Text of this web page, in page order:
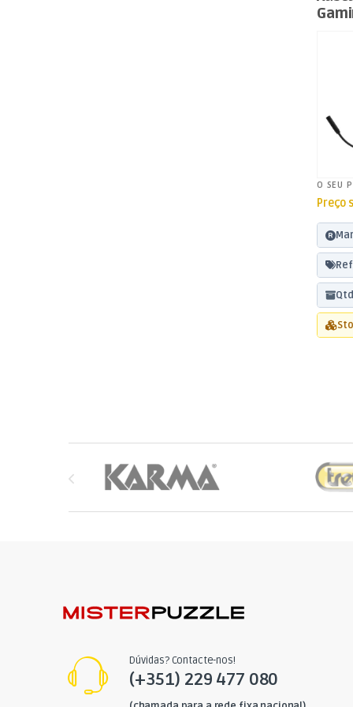
O SEU
Preço
Dúvidas? Contacte-nos!
(+351) 229 477 080